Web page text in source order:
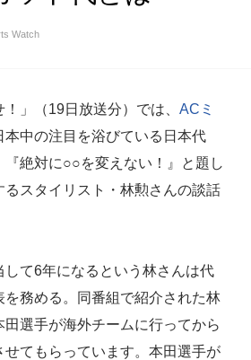
Watch
」（19日放送分）では、 ACミ
本中の注目を浴びている日本代
『絶対に○○を変えない！』と題し
スタイリスト・林勲さんの談話
て6年になるという林さんは代
務める。同番組で紹介された林
選手が海外チームに行ってから
せてもらっています。本田選手が